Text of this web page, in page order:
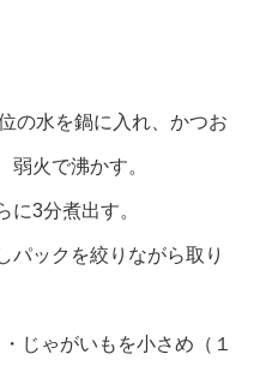
水を鍋に入れ、かつお
弱火で沸かす。
に3分煮出す。
パックを絞りながら取り
じゃがいもを小さめ（１